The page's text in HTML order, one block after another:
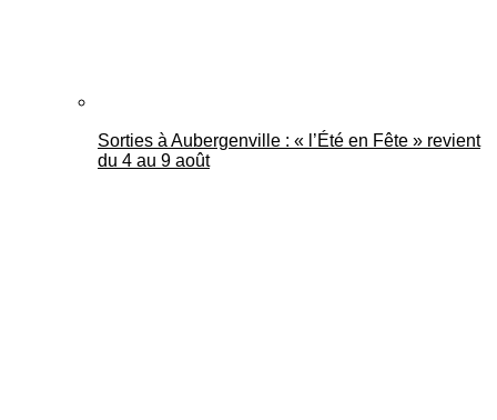
Sorties à Aubergenville : « l’Été en Fête » revient
du 4 au 9 août